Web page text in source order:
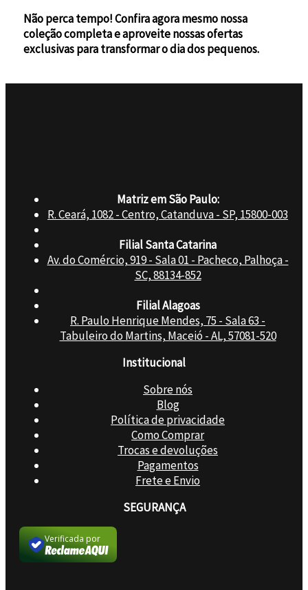
Não perca tempo! Confira agora mesmo nossa
coleção completa e aproveite nossas ofertas
exclusivas para transformar o dia dos pequenos.
Matriz em São Paulo:
R. Ceará, 1082 - Centro, Catanduva - SP, 15800-003
Filial Santa Catarina
Av. do Comércio, 919 - Sala 01 - Pacheco, Palhoça -
SC, 88134-852
Filial Alagoas
R. Paulo Henrique Mendes, 75 - Sala 63 -
Tabuleiro do Martins, Maceió - AL, 57081-520
Institucional
Sobre nós
Blog
Política de privacidade
Como Comprar
Trocas e devoluções
Pagamentos
Frete e Envio
SEGURANÇA
Verificada por